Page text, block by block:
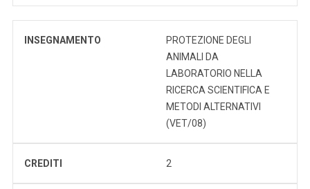
INSEGNAMENTO
PROTEZIONE DEGLI
ANIMALI DA
LABORATORIO NELLA
RICERCA SCIENTIFICA E
METODI ALTERNATIVI
(VET/08)
CREDITI 2